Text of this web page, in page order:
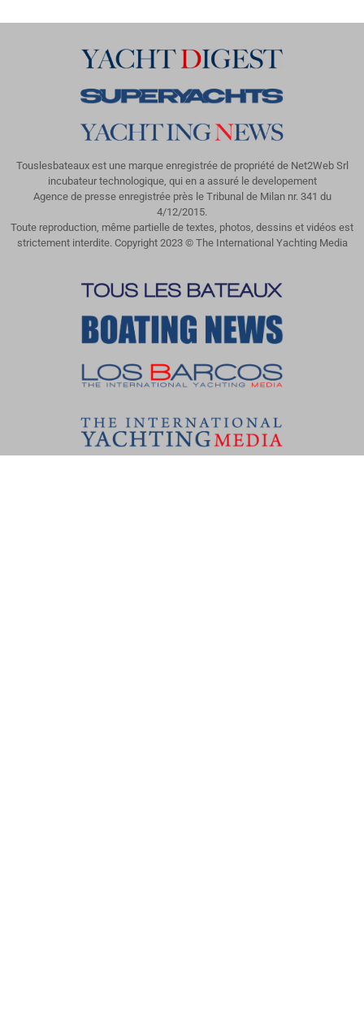
Touslesbateaux est une marque enregistrée de propriété de Net2Web Srl
incubateur technologique, qui en a assuré le developement
Agence de presse enregistrée près le Tribunal de Milan nr. 341 du
4/12/2015.
Toute reproduction, même partielle de textes, photos, dessins et vidéos est
strictement interdite. Copyright 2023 © The International Yachting Media